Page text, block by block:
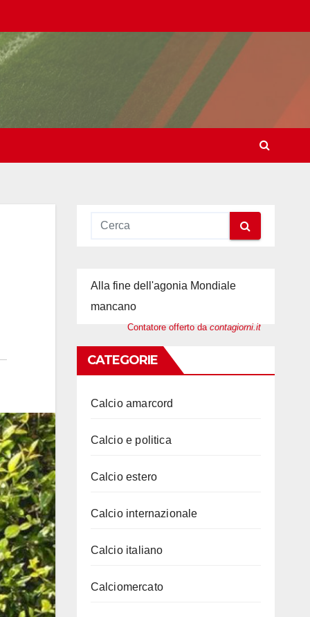
Alla fine dell'agonia Mondiale
mancano
Contatore offerto da contagiorni.it
CATEGORIE
Calcio amarcord
Calcio e politica
Calcio estero
Calcio internazionale
Calcio italiano
Calciomercato